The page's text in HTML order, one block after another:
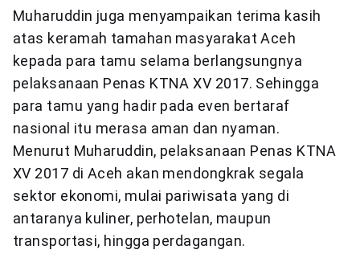
Muharuddin juga menyampaikan terima kasih
atas keramah tamahan masyarakat Aceh
kepada para tamu selama berlangsungnya
pelaksanaan Penas KTNA XV 2017. Sehingga
para tamu yang hadir pada even bertaraf
nasional itu merasa aman dan nyaman.
Menurut Muharuddin, pelaksanaan Penas KTNA
XV 2017 di Aceh akan mendongkrak segala
sektor ekonomi, mulai pariwisata yang di
antaranya kuliner, perhotelan, maupun
transportasi, hingga perdagangan.